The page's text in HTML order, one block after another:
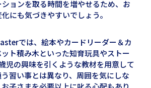
ョンを取る時間を増やせるため、お
にも気づきやすいでしょう。
では、絵本やカードリーダー＆カ
ト積み木といった知育玩具やストー
児の興味を引くような教材を用意して
習い事とは異なり、周囲を気にしな